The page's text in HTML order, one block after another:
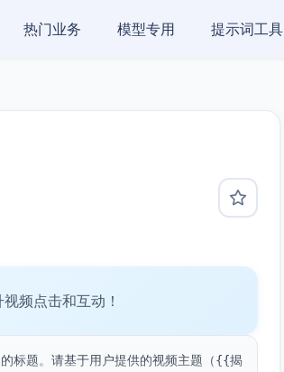
热门业务 模型专用 提示词工具
频点击和互动！
标题。请基于用户提供的视频主题（{{揭